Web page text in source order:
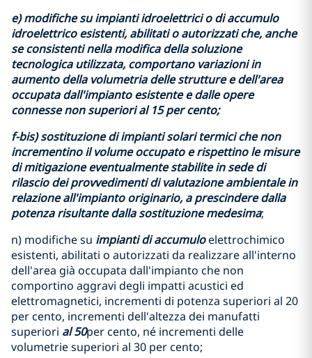
e) modifiche su impianti idroelettrici o di accumulo
idroelettrico esistenti, abilitati o autorizzati che, anche
se consistenti nella modifica della soluzione
tecnologica utilizzata, comportano variazioni in
aumento della volumetria delle strutture e dell'area
occupata dall'impianto esistente e dalle opere
connesse non superiori al 15 per cento;
f-bis) sostituzione di impianti solari termici che non
incrementino il volume occupato e rispettino le misure
di mitigazione eventualmente stabilite in sede di
rilascio dei provvedimenti di valutazione ambientale in
relazione all'impianto originario, a prescindere dalla
potenza risultante dalla sostituzione medesima;
n) modifiche su impianti di accumuloelettrochimico
esistenti, abilitati o autorizzati da realizzare all'interno
dell'area già occupata dall'impianto che non
comportino aggravi degli impatti acustici ed
elettromagnetici, incrementi di potenza superiori al 20
per cento, incrementi dell'altezza dei manufatti
superiori al 50per cento, né incrementi delle
volumetrie superiori al 30 per cento;